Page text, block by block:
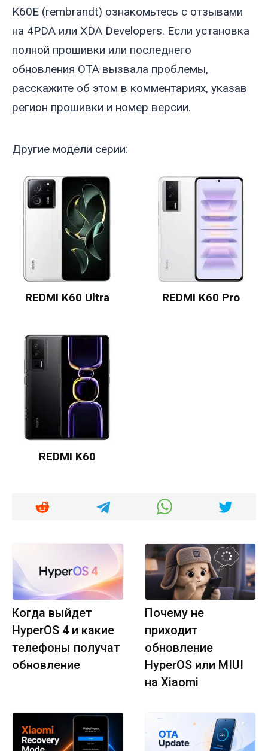
K60E (rembrandt) ознакомьтесь с отзывами
на 4PDA или XDA Developers. Если установка
полной прошивки или последнего
обновления OTA вызвала проблемы,
расскажите об этом в комментариях, указав
регион прошивки и номер версии.
Другие модели серии:
REDMI K60 Ultra REDMI K60 Pro
REDMI K60
Когда выйдет
HyperOS 4 и какие
телефоны получат
обновление
Почему не
приходит
обновление
HyperOS или MIUI
на Xiaomi